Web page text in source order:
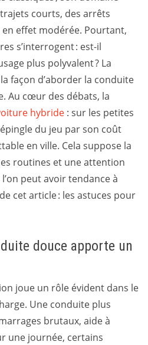
courts, des arrêts
effet modérée. Pourtant,
s’interrogent : est-il
plus polyvalent ? La
façon d’aborder la conduite
Au cœur des débats, la
hybride : sur les petites
du jeu par son coût
en ville. Cela suppose la
routines et une attention
peut avoir tendance à
cet article : les astuces pour
douce apporte un
joue un rôle évident dans le
Une conduite plus
brutaux, aide à
une journée, certains